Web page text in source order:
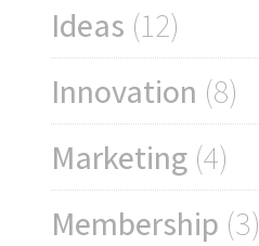
Ideas (12)
Innovation (8)
Marketing (4)
Membership (3)